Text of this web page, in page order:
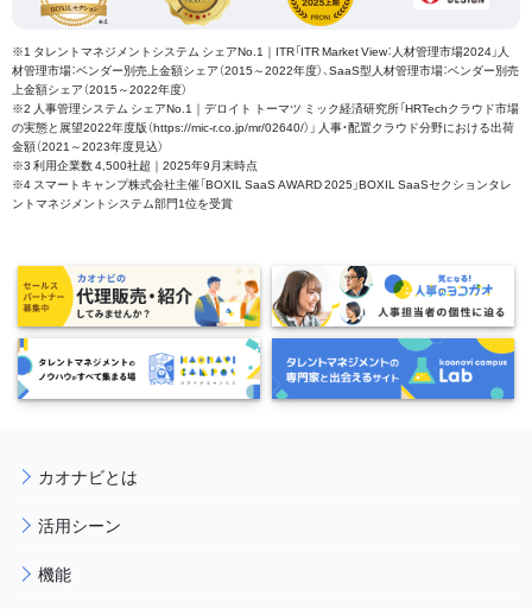
※1 タレントマネジメントシステム シェアNo.1｜ITR「ITR Market View：人材管理市場2024」人
材管理市場：ベンダー別売上金額シェア（2015～2022年度）、SaaS型人材管理市場：ベンダー別売
上金額シェア（2015～2022年度）
※2 人事管理システム シェアNo.1｜デロイト トーマツ ミック経済研究所「HRTechクラウド市場
の実態と展望2022年度版（https://mic-r.co.jp/mr/02640/）」 人事・配置クラウド分野における出荷
金額（2021～2023年度見込）
※3 利用企業数 4,500社超｜2025年9月末時点
※4 スマートキャンプ株式会社主催「BOXIL SaaS AWARD 2025」BOXIL SaaSセクションタレ
ントマネジメントシステム部門1位を受賞
カオナビとは
活用シーン
機能